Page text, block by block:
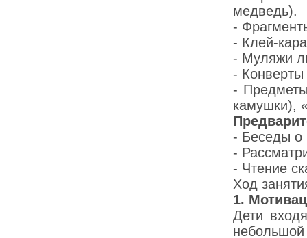
медведь).
-
- Клей-
- Муляжи
- Конверты
-
камушки),
- Беседы о
-
- Чтение
Ход
1.
Дети